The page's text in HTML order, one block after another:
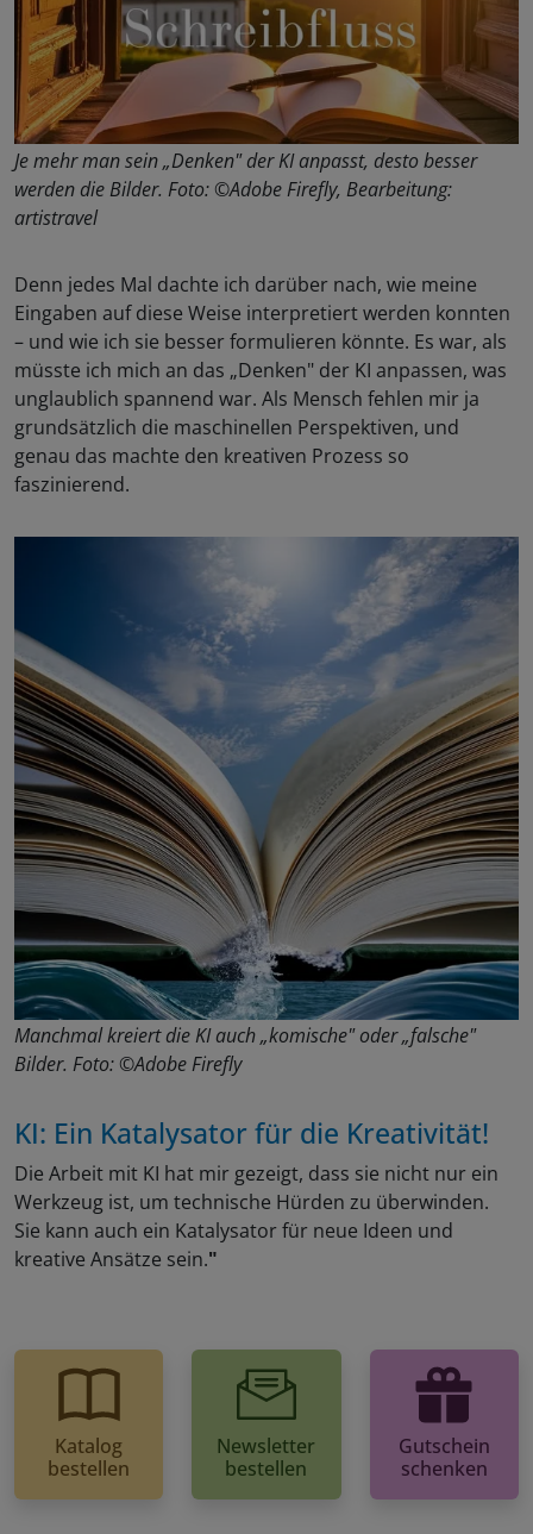
Je mehr man sein „Denken" der KI anpasst, desto besser
werden die Bilder. Foto: ©Adobe Firefly, Bearbeitung:
artistravel
Denn jedes Mal dachte ich darüber nach, wie meine
Eingaben auf diese Weise interpretiert werden konnten
– und wie ich sie besser formulieren könnte. Es war, als
müsste ich mich an das „Denken" der KI anpassen, was
unglaublich spannend war. Als Mensch fehlen mir ja
grundsätzlich die maschinellen Perspektiven, und
genau das machte den kreativen Prozess so
faszinierend.
Manchmal kreiert die KI auch „komische" oder „falsche"
Bilder. Foto: ©Adobe Firefly
KI: Ein Katalysator für die Kreativität!
Die Arbeit mit KI hat mir gezeigt, dass sie nicht nur ein
Werkzeug ist, um technische Hürden zu überwinden.
Sie kann auch ein Katalysator für neue Ideen und
kreative Ansätze sein."
Katalog
bestellen
Newsletter
bestellen
Gutschein
schenken